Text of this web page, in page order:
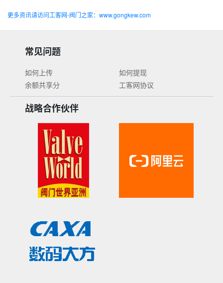
更多资讯请访问工客网-阀门之家：www.gongkew.com
常见问题
如何上传
如何提现
余额共享分
工客网协议
战略合作伙伴